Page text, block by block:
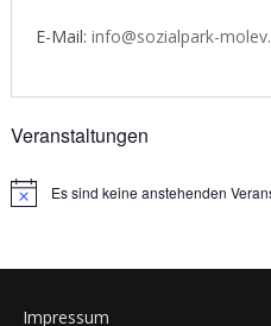
E-Mail: info@sozialpark-
Veranstaltungen
Notice Es sind keine anstehenden
Impressum